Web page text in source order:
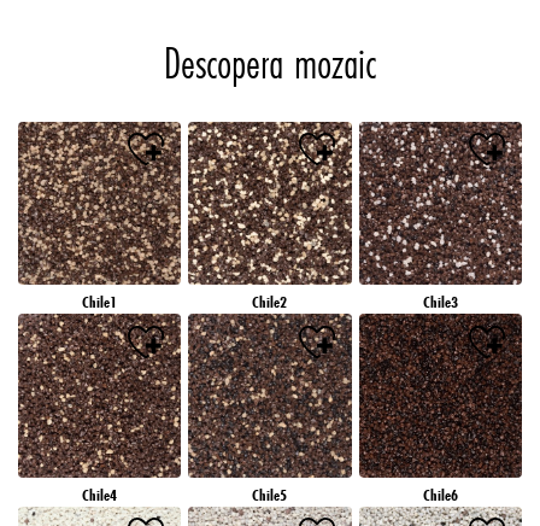
Descopera mozaic
Chile1 Chile2 Chile3
Chile4 Chile5 Chile6